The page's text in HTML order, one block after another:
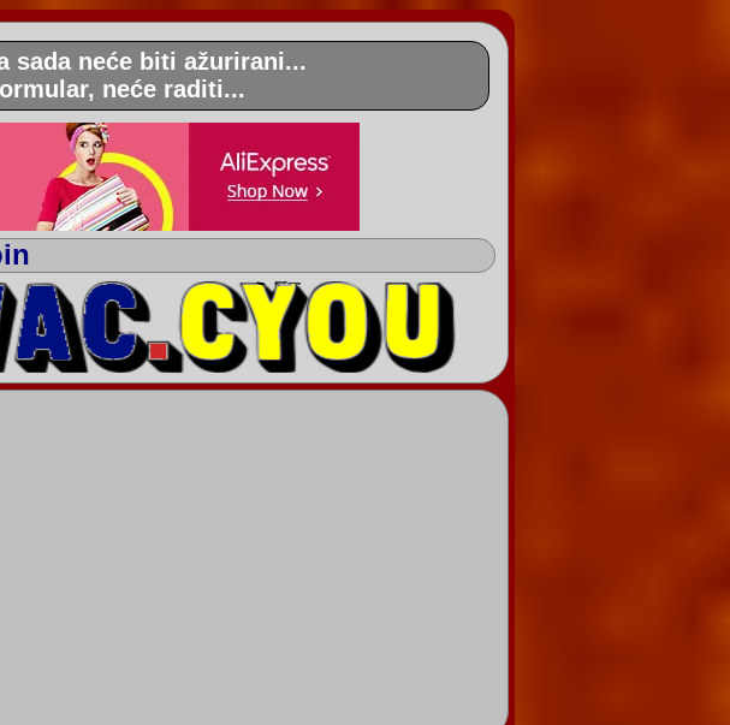
sada neće biti ažurirani...
neće raditi...